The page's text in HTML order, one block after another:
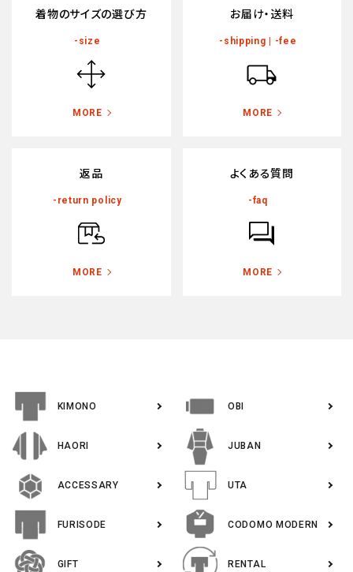
ソシアル
素材から探す
正絹
ポリエステル
絞り込んで検索
小物
新作・キャンペーン
キモノ読ミモノ
着物のサイズの選び方
-size
MORE
お届け・送料
-shipping | -fee
MORE
返品
-return policy
MORE
よくある質問
-faq
MORE
KIMONO OBI
HAORI JUBAN
ACCESSARY UTA
FURISODE CODOMO MODERN
GIFT RENTAL